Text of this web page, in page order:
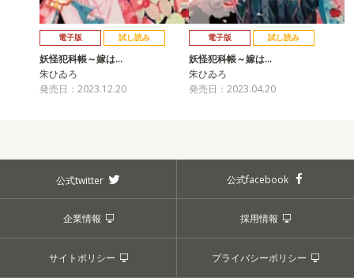
電子版 試し読み
妖怪犯科帳～嫁は…
朱ひゐろ
発売日：2023.12.20
電子版 試し読み
妖怪犯科帳～嫁は…
朱ひゐろ
発売日：2023.04.20
公式twitter 公式facebook
企業情報 採用情報
サイトポリシー プライバシーポリシー